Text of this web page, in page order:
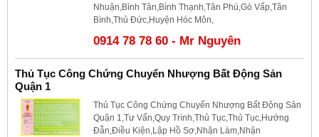
Nhuận,Bình Tân,Bình Thạnh,Tân Phú,Gò Vấp,Tân
Bình,Thủ Đức,Huyện Hóc Môn,
0914 78 78 60 - Mr Nguyên
Thủ Tục Công Chứng Chuyển Nhượng Bất Động Sản
Quận 1
Thủ Tục Công Chứng Chuyển Nhượng Bất Động Sản
Quận 1,Tư Vấn,Quy Trình,Thủ Tục,Thủ Tục,Hướng
Đẫn,Điều Kiện,Lập Hồ Sơ,Nhận Làm,Nhận